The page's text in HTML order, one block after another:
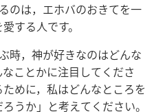
のは，エホバのおきてを一
愛する人です。
時， 神が好きなのはどんな
ことかに注目 してくださ
めに， 私はどんなところを
うか」と考えてください。